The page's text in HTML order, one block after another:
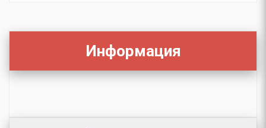
Информация